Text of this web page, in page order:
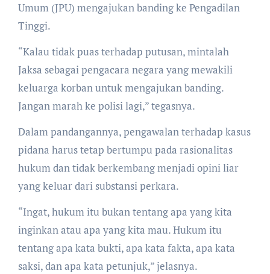
Umum (JPU) mengajukan banding ke Pengadilan
Tinggi.
“Kalau tidak puas terhadap putusan, mintalah
Jaksa sebagai pengacara negara yang mewakili
keluarga korban untuk mengajukan banding.
Jangan marah ke polisi lagi,” tegasnya.
Dalam pandangannya, pengawalan terhadap kasus
pidana harus tetap bertumpu pada rasionalitas
hukum dan tidak berkembang menjadi opini liar
yang keluar dari substansi perkara.
“Ingat, hukum itu bukan tentang apa yang kita
inginkan atau apa yang kita mau. Hukum itu
tentang apa kata bukti, apa kata fakta, apa kata
saksi, dan apa kata petunjuk,” jelasnya.